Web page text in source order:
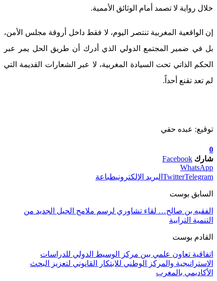
خلال رواية لا تصمد أمام الوثائق الأممية.
إن الواقعية المغربية تنتصر اليوم، لا فقط داخل أروقة مجلس الأمن،
بل في ضمير المجتمع الدولي الذي أدرك أن طريق الحل يمر عبر
الحكم الذاتي تحت السيادة المغربية، لا عبر الشعارات القديمة التي
لم تعد تقنع أحداً.
توقيع: عبده حقي
0
شارك Facebook
WhatsApp
TwitterTelegram البريد الإلكترونيطباعة
السابق بوست
الفقيه بن صالح… لقاء تشاوري لرسم ملامح الجيل الجديد من
التنمية الترابية
القادم بوست
اتفاقية تعاون علمي بين مركز الوسيط الدولي للدراسات
الاستراتيجية والمركز الوطني للابتكار القانوني لتعزيز البحث
الأكاديمي بالمغرب